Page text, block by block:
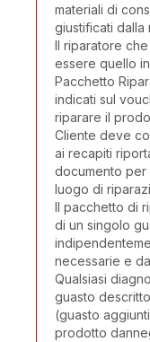
materiali di
giustificati
Il riparatore
essere quello
Pacchetto
indicati sul
riparare il
Cliente deve
ai recapiti
documento per
luogo di
Il pacchetto di
di un singolo
necessarie e
Qualsiasi
guasto
(guasto
prodotto